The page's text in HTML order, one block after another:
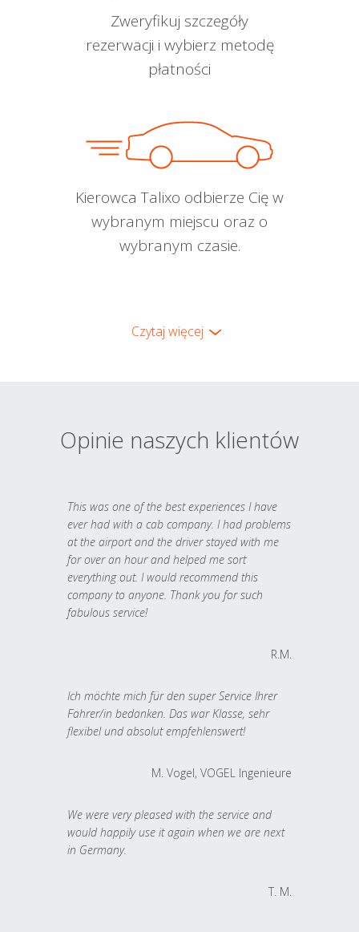
Zweryfikuj szczegóły
rezerwacji i wybierz metodę
płatności
Kierowca Talixo odbierze Cię w
wybranym miejscu oraz o
wybranym czasie.
Czytaj więcej
Opinie naszych klientów
This was one of the best experiences I have
ever had with a cab company. I had problems
at the airport and the driver stayed with me
for over an hour and helped me sort
everything out. I would recommend this
company to anyone. Thank you for such
fabulous service!
R.M.
Ich möchte mich für den super Service Ihrer
Fahrer/in bedanken. Das war Klasse, sehr
flexibel und absolut empfehlenswert!
M. Vogel, VOGEL Ingenieure
We were very pleased with the service and
would happily use it again when we are next
in Germany.
T. M.